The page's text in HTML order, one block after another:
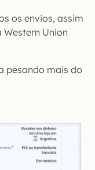
os envios, assim
Union
pesando mais do